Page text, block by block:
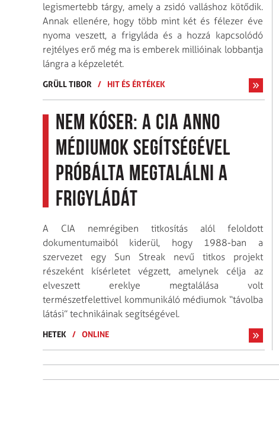
legismertebb tárgy, amely a zsidó valláshoz kötődik.
Annak ellenére, hogy több mint két és félezer éve
nyoma veszett, a frigyláda és a hozzá kapcsolódó
rejtélyes erő még ma is emberek millióinak lobbantja
lángra a képzeletét.
GRÜLL TIBOR / HIT ÉS ÉRTÉKEK
Nem kóser: a CIA anno
médiumok segítségével
próbálta megtalálni a
frigyládát
A CIA nemrégiben titkosítás alól feloldott
dokumentumaiból kiderül, hogy 1988-ban a
szervezet egy Sun Streak nevű titkos projekt
részeként kísérletet végzett, amelynek célja az
elveszett ereklye megtalálása volt
természetfelettivel kommunikáló médiumok “távolba
látási” technikáinak segítségével.
HETEK / ONLINE